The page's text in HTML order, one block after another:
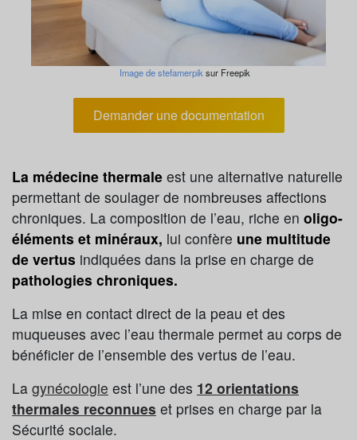
Image de stefamerpik sur Freepik
Demander une documentation
La médecine thermale est une alternative naturelle
permettant de soulager de nombreuses affections
chroniques. La composition de l’eau, riche en oligo-
éléments et minéraux, lui confère une multitude
de vertus indiquées dans la prise en charge de
pathologies chroniques.
La mise en contact direct de la peau et des
muqueuses avec l’eau thermale permet au corps de
bénéficier de l’ensemble des vertus de l’eau.
La gynécologie est l’une des 12 orientations
thermales reconnues et prises en charge par la
Sécurité sociale.